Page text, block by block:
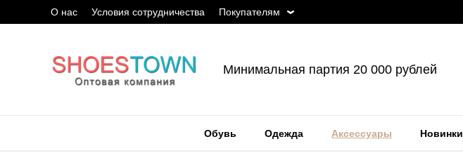
О нас Условия сотрудничества Покупателям
Минимальная партия 20 000 рублей
Обувь Одежда Аксессуары Новинки